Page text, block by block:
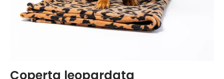
Coperta leopardata
🍪